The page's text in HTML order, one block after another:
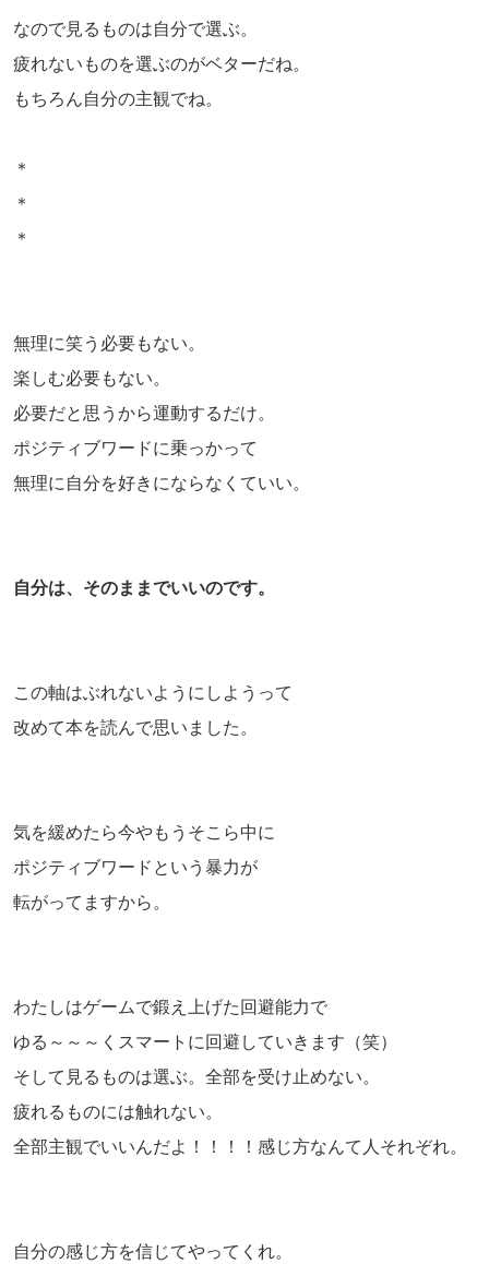
なので見るものは自分で選ぶ。
疲れないものを選ぶのがベターだね。
もちろん自分の主観でね。
＊
＊
＊
無理に笑う必要もない。
楽しむ必要もない。
必要だと思うから運動するだけ。
ポジティブワードに乗っかって
無理に自分を好きにならなくていい。
自分は、そのままでいいのです。
この軸はぶれないようにしようって
改めて本を読んで思いました。
気を緩めたら今やもうそこら中に
ポジティブワードという暴力が
転がってますから。
わたしはゲームで鍛え上げた回避能力で
ゆる～～～くスマートに回避していきます（笑）
そして見るものは選ぶ。全部を受け止めない。
疲れるものには触れない。
全部主観でいいんだよ！！！！感じ方なんて人それぞれ。
自分の感じ方を信じてやってくれ。